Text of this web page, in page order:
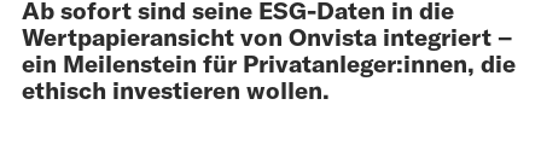
Ab sofort sind seine ESG-Daten in die
Wertpapieransicht von Onvista integriert –
ein Meilenstein für Privatanleger:innen, die
ethisch investieren wollen.